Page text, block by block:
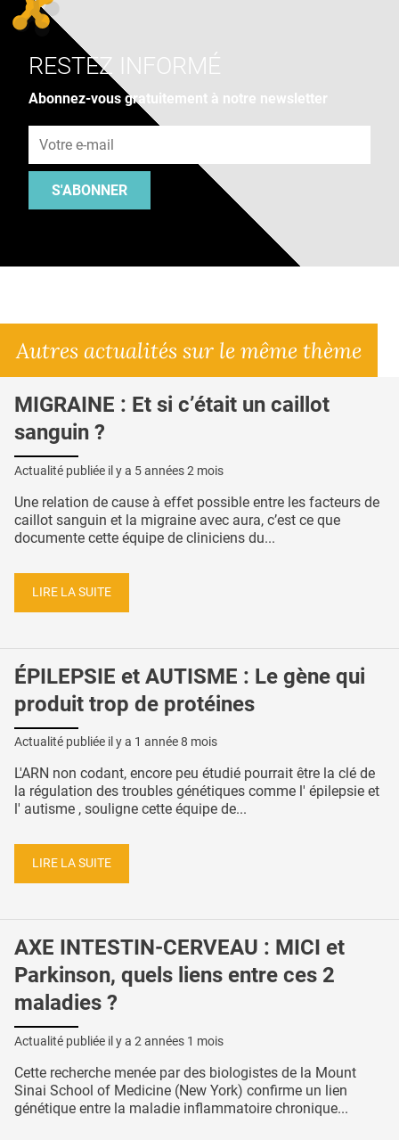
RESTEZ INFORMÉ
Abonnez-vous gratuitement à notre newsletter
S'ABONNER
Autres actualités sur le même thème
MIGRAINE : Et si c’était un caillot
sanguin ?
Actualité publiée il y a 5 années 2 mois
Une relation de cause à effet possible entre les facteurs de
caillot sanguin et la migraine avec aura, c’est ce que
documente cette équipe de cliniciens du...
LIRE LA SUITE
ÉPILEPSIE et AUTISME : Le gène qui
produit trop de protéines
Actualité publiée il y a 1 année 8 mois
L'ARN non codant, encore peu étudié pourrait être la clé de
la régulation des troubles génétiques comme l' épilepsie et
l' autisme , souligne cette équipe de...
LIRE LA SUITE
AXE INTESTIN-CERVEAU : MICI et
Parkinson, quels liens entre ces 2
maladies ?
Actualité publiée il y a 2 années 1 mois
Cette recherche menée par des biologistes de la Mount
Sinai School of Medicine (New York) confirme un lien
génétique entre la maladie inflammatoire chronique...